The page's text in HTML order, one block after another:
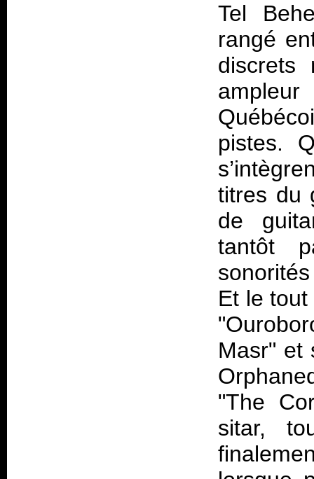
Tel
rangé
discrets
pistes.
titres du
de
tantôt
Et le
Masr" et
"The
sitar,